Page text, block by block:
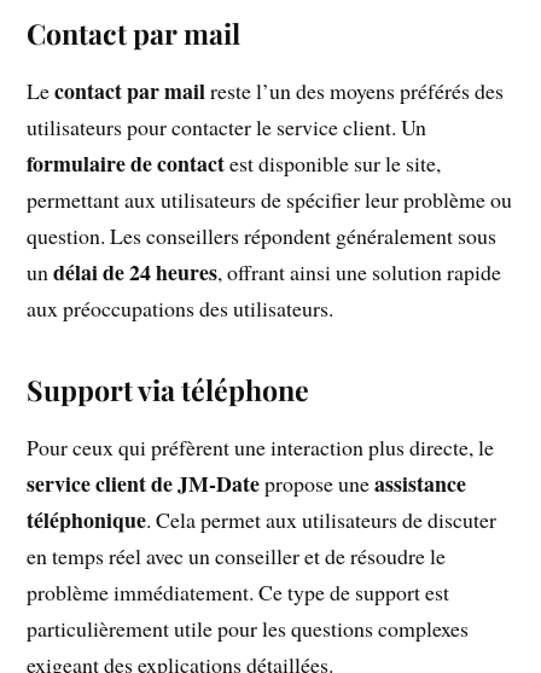
Contact par mail
Lecontact par mailreste l’un des moyens préférés des
utilisateurs pour contacter le service client. Un
formulaire de contactest disponible sur le site,
permettant aux utilisateurs de spécifier leur problème ou
question. Les conseillers répondent généralement sous
undélai de 24 heures, offrant ainsi une solution rapide
aux préoccupations des utilisateurs.
Support via téléphone
Pour ceux qui préfèrent une interaction plus directe, le
service client de JM-Datepropose uneassistance
téléphonique. Cela permet aux utilisateurs de discuter
en temps réel avec un conseiller et de résoudre le
problème immédiatement. Ce type de support est
particulièrement utile pour les questions complexes
exigeant des explications détaillées.